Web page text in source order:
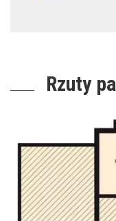
Rzuty